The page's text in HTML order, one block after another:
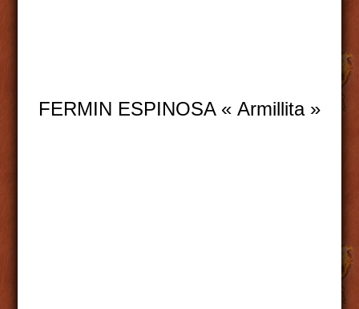
FERMIN ESPINOSA « Armillita »